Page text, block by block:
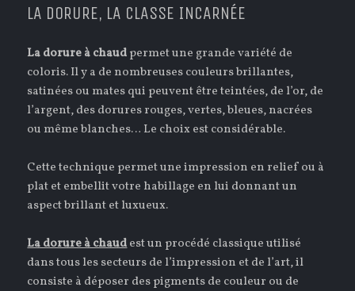
LA DORURE, LA CLASSE INCARNÉE
La dorure à chaudpermet une grande variété de
coloris. Il y a de nombreuses couleurs brillantes,
satinées ou mates qui peuvent être teintées, de l’or, de
l’argent, des dorures rouges, vertes, bleues, nacrées
ou même blanches… Le choix est considérable.
Cette technique permet une impression en relief ou à
plat et embellit votre habillage en lui donnant un
aspect brillant et luxueux.
La dorure à chaudest un procédé classique utilisé
dans tous les secteurs de l’impression et de l’art, il
consiste à déposer des pigments de couleur ou de